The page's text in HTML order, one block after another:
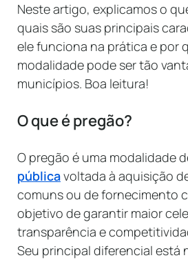
Neste artigo, explicamos o
quais são suas principais
ele funciona na prática e por
modalidade pode ser tão
municípios. Boa leitura!
O que é pregão?
O pregão é uma modalidade
públicavoltada à aquisição
comuns ou de fornecimento
objetivo de garantir maior
transparência e
Seu principal diferencial está